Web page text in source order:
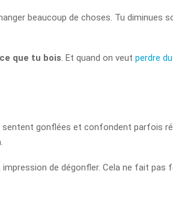
beaucoup de choses. Tu diminues
que tu bois . Et quand on veut perdre
sentent gonflées et confondent parfois
de dégonfler. Cela ne fait pas